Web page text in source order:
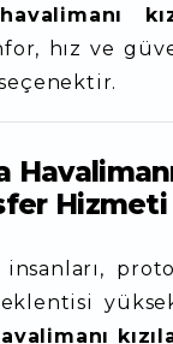
hız ve
Hizmeti